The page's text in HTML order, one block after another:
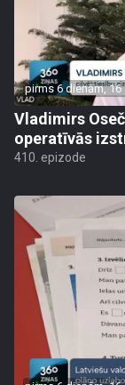
pirms 6 dienām,
Vladimirs
operatīvās
410. epizode